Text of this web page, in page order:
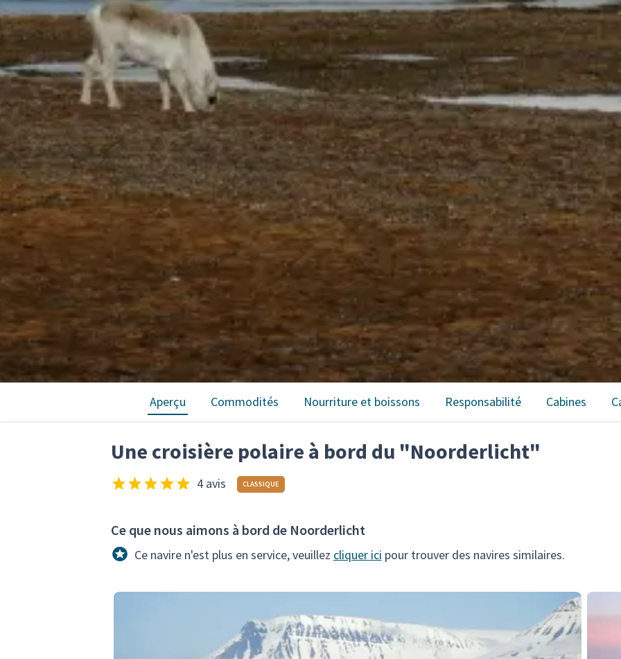
Aperçu Commodités Nourriture et boissons Responsabilité Cabines
Une croisière polaire à bord du "Noorderlicht"
4 avis CLASSIQUE
Ce que nous aimons à bord de Noorderlicht
Ce navire n'est plus en service, veuillez cliquer ici pour trouver des navires similaires.